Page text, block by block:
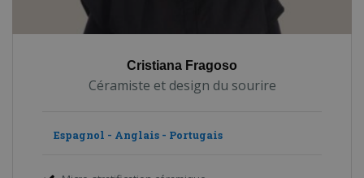
Cristiana Fragoso
Céramiste et design du sourire
Espagnol - Anglais - Portugais